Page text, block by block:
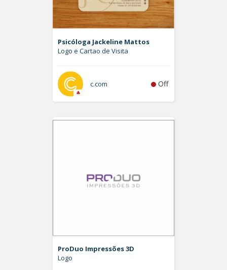
Psicóloga Jackeline Mattos
Logo e Cartao de Visita
c.com Off
ProDuo Impressões 3D
Logo